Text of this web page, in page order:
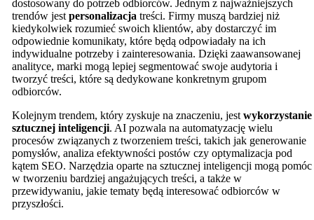
dostosowany do potrzeb odbiorców. Jednym z najważniejszych
trendów jest personalizacja treści. Firmy muszą bardziej niż
kiedykolwiek rozumieć swoich klientów, aby dostarczyć im
odpowiednie komunikaty, które będą odpowiadały na ich
indywidualne potrzeby i zainteresowania. Dzięki zaawansowanej
analityce, marki mogą lepiej segmentować swoje audytoria i
tworzyć treści, które są dedykowane konkretnym grupom
odbiorców.
Kolejnym trendem, który zyskuje na znaczeniu, jest wykorzystanie
sztucznej inteligencji. AI pozwala na automatyzację wielu
procesów związanych z tworzeniem treści, takich jak generowanie
pomysłów, analiza efektywności postów czy optymalizacja pod
kątem SEO. Narzędzia oparte na sztucznej inteligencji mogą pomóc
w tworzeniu bardziej angażujących treści, a także w
przewidywaniu, jakie tematy będą interesować odbiorców w
przyszłości.